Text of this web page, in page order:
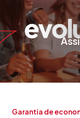
Garantia de